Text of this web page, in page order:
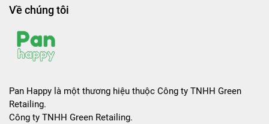
Về chúng tôi
Pan Happy là một thương hiệu thuộc Công ty TNHH Green
Retailing.
Công ty TNHH Green Retailing.